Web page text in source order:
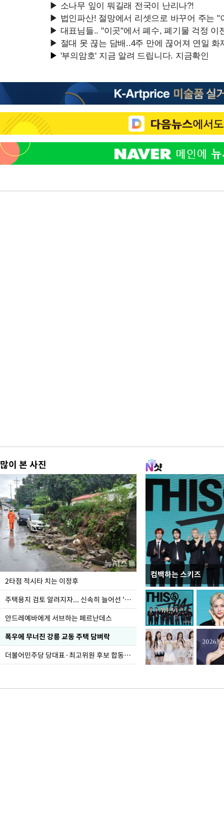
많이 본 사진
2타점 적시타 치는 이정후
주택용지 검토 알려지자... 신속히 늘어선 '근조화환'
안드레예바에게 서브하는 페르난데스
폭우에 무너진 강릉 교동 주택 담벼락
더불어민주당 당대표·최고위원 후보 합동연설회
컴백하는 스키즈
이번주 국회에는 무